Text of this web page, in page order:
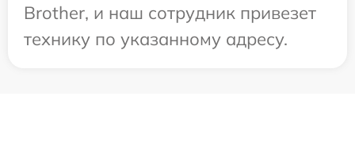
Brother, и наш сотрудник привезет
технику по указанному адресу.